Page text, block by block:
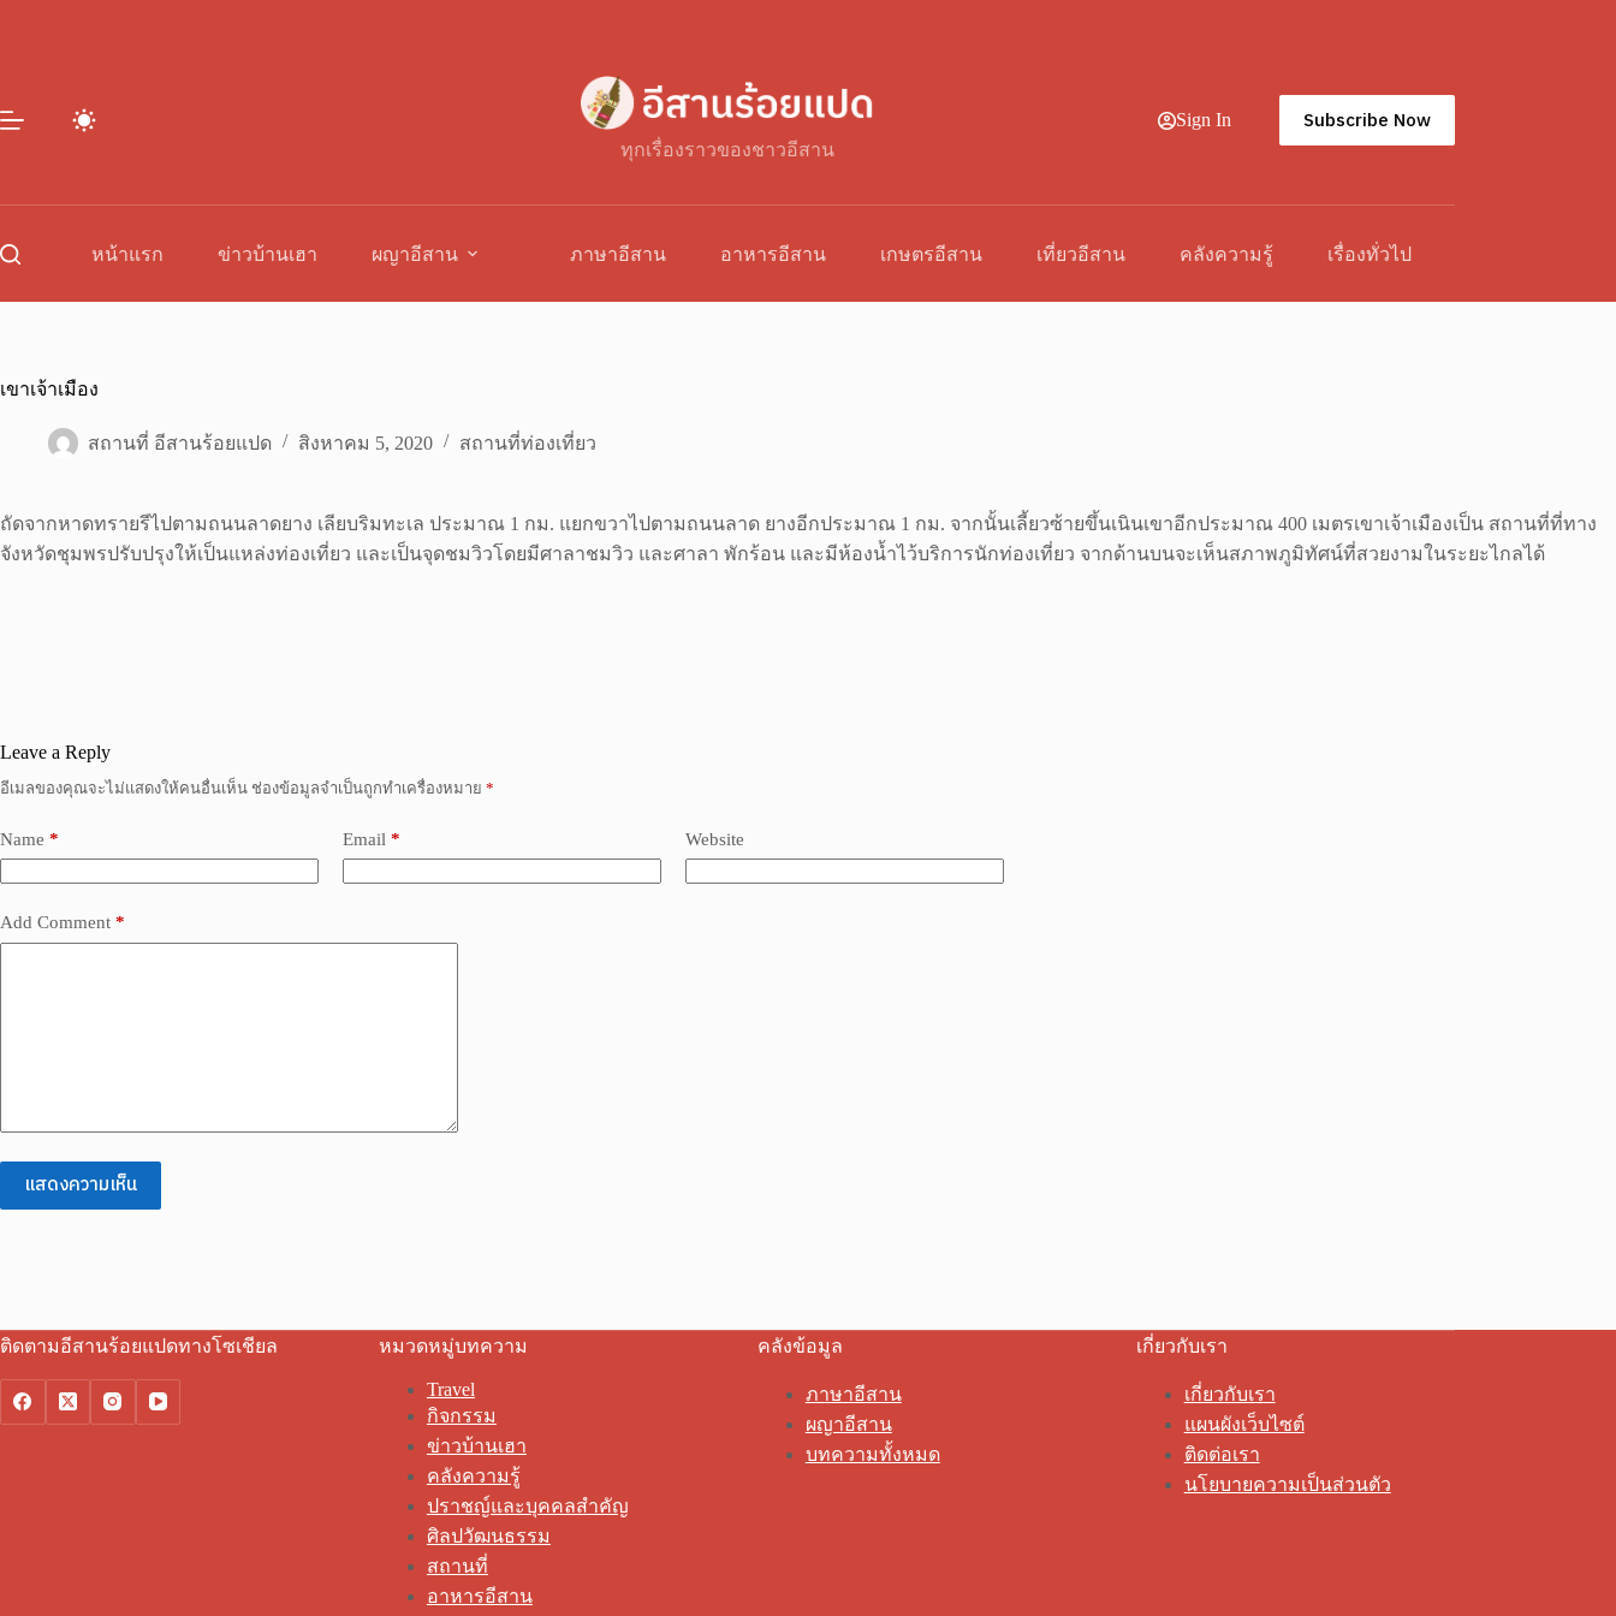
ทุกเรื่องราวของชาวอีสาน
Sign In Subscribe Now
หน้าแรก ข่าวบ้านเฮา ผญาอีสาน ภาษาอีสาน อาหารอีสาน เกษตรอีสาน เที่ยวอีสาน คลังความรู้ เรื่องทั่วไป
เขาเจ้าเมือง
สถานที่ อีสานร้อยแปด สิงหาคม 5, 2020 สถานที่ท่องเที่ยว
ถัดจากหาดทรายรีไปตามถนนลาดยาง เลียบริมทะเล ประมาณ 1 กม. แยกขวาไปตามถนนลาด ยางอีกประมาณ 1 กม. จากนั้นเลี้ยวซ้ายขึ้นเนินเขาอีกประมาณ 400 เมตรเขาเจ้าเมืองเป็น สถานที่ที่ทาง
จังหวัดชุมพรปรับปรุงให้เป็นแหล่งท่องเที่ยว และเป็นจุดชมวิวโดยมีศาลาชมวิว และศาลา พักร้อน และมีห้องน้ำไว้บริการนักท่องเที่ยว จากด้านบนจะเห็นสภาพภูมิทัศน์ที่สวยงามในระยะไกลได้
Leave a Reply
อีเมลของคุณจะไม่แสดงให้คนอื่นเห็น ช่องข้อมูลจำเป็นถูกทำเครื่องหมาย *
Name * Email * Website
Add Comment *
แสดงความเห็น
ติดตามอีสานร้อยแปดทางโซเชียล หมวดหมู่บทความ
Travel
กิจกรรม
ข่าวบ้านเฮา
คลังความรู้
ปราชญ์และบุคคลสำคัญ
ศิลปวัฒนธรรม
สถานที่
อาหารอีสาน
คลังข้อมูล
ภาษาอีสาน
ผญาอีสาน
บทความทั้งหมด
เกี่ยวกับเรา
เกี่ยวกับเรา
แผนผังเว็บไซต์
ติดต่อเรา
นโยบายความเป็นส่วนตัว